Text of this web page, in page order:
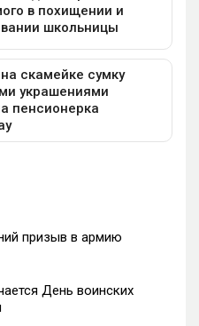
призыв в армию
День воинских